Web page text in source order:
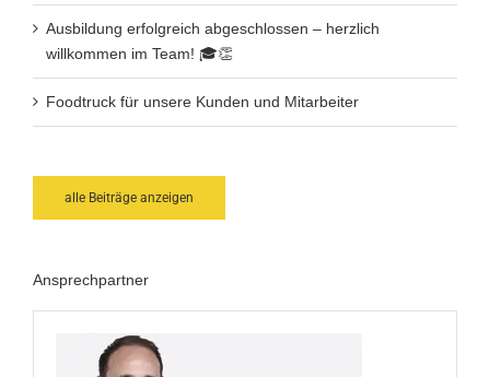
Ausbildung erfolgreich abgeschlossen – herzlich
willkommen im Team! 🎓👏
Foodtruck für unsere Kunden und Mitarbeiter
alle Beiträge anzeigen
Ansprechpartner